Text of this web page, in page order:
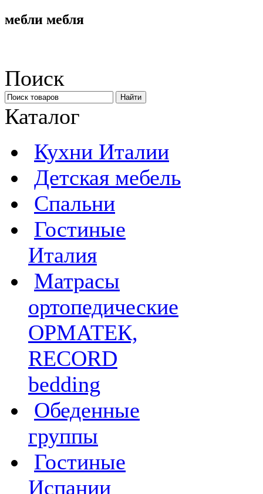
мебли мебля
Поиск
Каталог
Кухни Италии
Детская мебель
Спальни
Гостиные
Италия
Матрасы
ортопедические
ОРМАТЕК,
RECORD
bedding
Обеденные
группы
Гостиные
Испании